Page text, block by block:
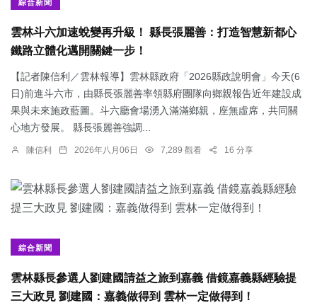
綜合新聞
雲林斗六加速蛻變再升級！ 縣長張麗善：打造智慧新都心
鐵路立體化邁開關鍵一步！
【記者陳信利／雲林報導】雲林縣政府「2026縣政說明會」今天(6
日)前進斗六市，由縣長張麗善率領縣府團隊向鄉親報告近年建設成
果與未來施政藍圖。斗六廳會場湧入滿滿鄉親，座無虛席，共同關
心地方發展。 縣長張麗善強調...
陳信利 2026年八月06日 7,289 觀看 16 分享
綜合新聞
雲林縣長參選人劉建國請益之旅到嘉義 借鏡嘉義縣經驗提
三大政見 劉建國：嘉義做得到 雲林一定做得到！